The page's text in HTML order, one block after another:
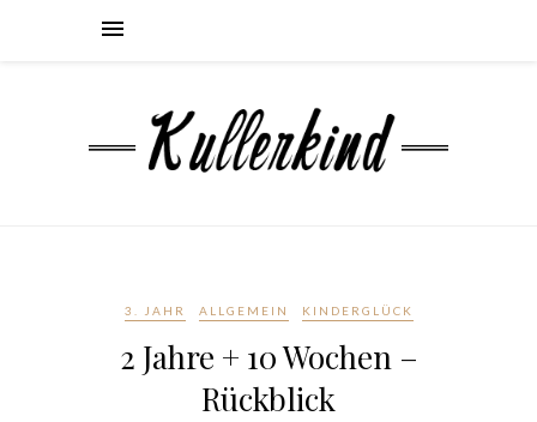
3. JAHR ALLGEMEIN KINDERGLÜCK
2 Jahre + 10 Wochen –
Rückblick